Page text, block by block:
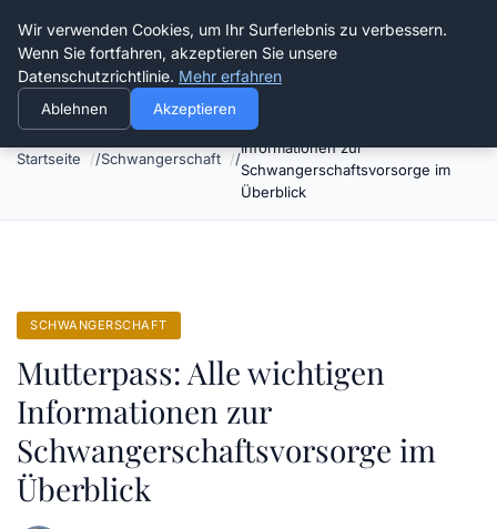
Verflixt-und-aufgetrennt.de
Startseite Schwangerschaft
Mutterpass: Alle wichtigen
Informationen zur
Schwangerschaftsvorsorge im
Überblick
SCHWANGERSCHAFT
Mutterpass: Alle wichtigen
Informationen zur
Schwangerschaftsvorsorge im
Überblick
Wir verwenden Cookies, um Ihr Surferlebnis zu verbessern.
Wenn Sie fortfahren, akzeptieren Sie unsere
Datenschutzrichtlinie. Mehr erfahren
Ablehnen Akzeptieren